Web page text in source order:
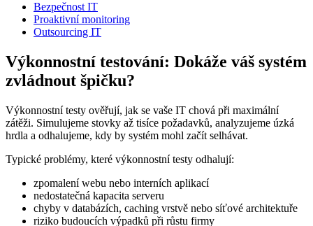
Bezpečnost IT
Proaktivní monitoring
Outsourcing IT
Výkonnostní testování: Dokáže váš systém
zvládnout špičku?
Výkonnostní testy ověřují, jak se vaše IT chová při maximální
zátěži. Simulujeme stovky až tisíce požadavků, analyzujeme úzká
hrdla a odhalujeme, kdy by systém mohl začít selhávat.
Typické problémy, které výkonnostní testy odhalují:
zpomalení webu nebo interních aplikací
nedostatečná kapacita serveru
chyby v databázích, caching vrstvě nebo síťové architektuře
riziko budoucích výpadků při růstu firmy